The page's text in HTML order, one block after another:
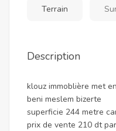
Terrain
Description
klouz immoblière met
beni meslem bizerte
superficie 244 metre
prix de vente 210 dt